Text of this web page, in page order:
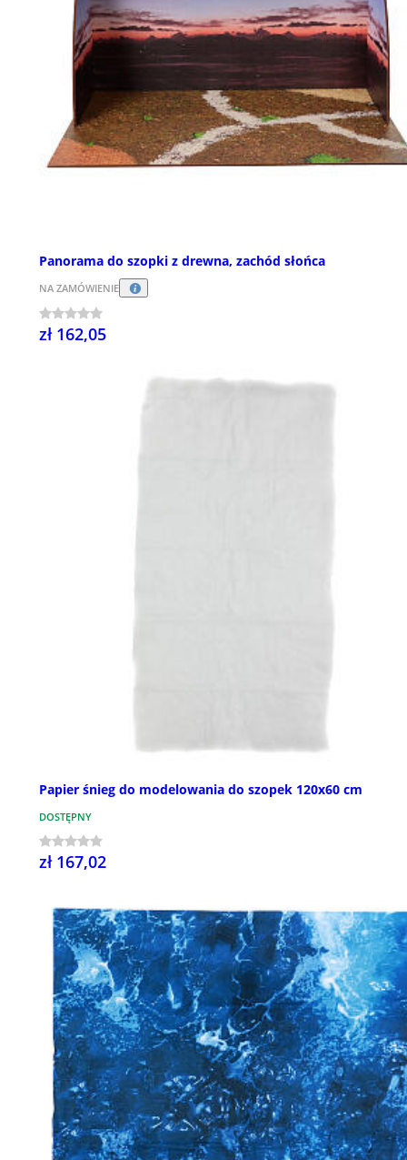
Panorama do szopki z drewna, zachód słońca
NA ZAMÓWIENIE
zł 162,05
Papier śnieg do modelowania do szopek 120x60 cm
DOSTĘPNY
zł 167,02